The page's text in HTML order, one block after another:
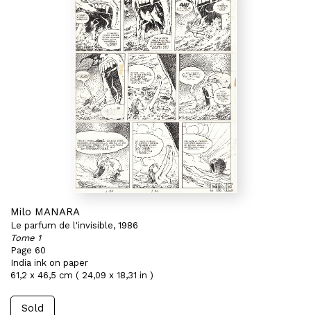
Milo MANARA
Le parfum de l'invisible, 1986
Tome 1
Page 60
India ink on paper
61,2 x 46,5 cm ( 24,09 x 18,31 in )
Sold